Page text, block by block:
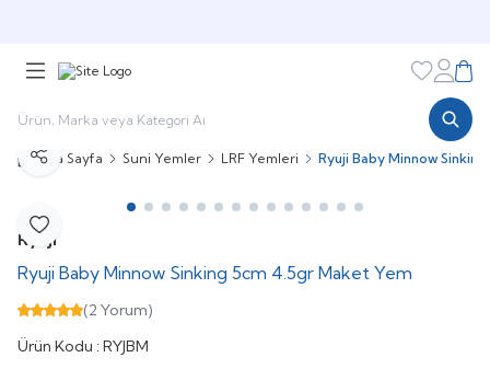
Favorilerim
Ana Sayfa Suni Yemler LRF Yemleri Ryuji Baby Minnow
Favoriye Ekle
Paylaş
Ryuji
Ryuji Baby Minnow Sinking 5cm 4.5gr Maket Yem
(2 Yorum)
Ürün Kodu : RYJBM